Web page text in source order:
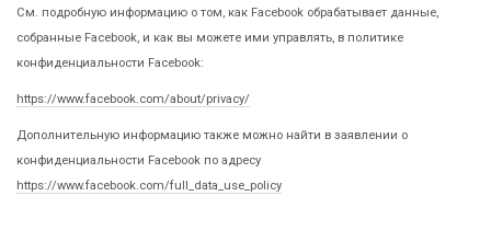
См. подробную информацию о том, как Facebook обрабатывает данные,
собранные Facebook, и как вы можете ими управлять, в политике
конфиденциальности Facebook:
https://www.facebook.com/about/privacy/
Дополнительную информацию также можно найти в заявлении о
конфиденциальности Facebook по адресу
https://www.facebook.com/full_data_use_policy